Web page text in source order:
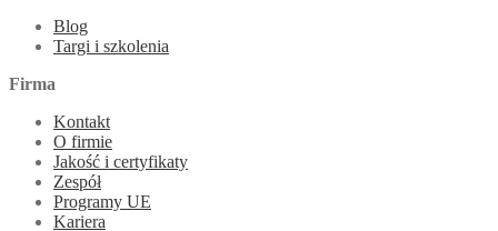
Blog
Targi i szkolenia
Firma
Kontakt
O firmie
Jakość i certyfikaty
Zespół
Programy UE
Kariera